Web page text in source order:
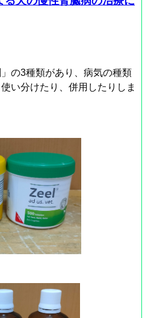
の3種類があり、 病気の種類
い分けたり、併用したりしま